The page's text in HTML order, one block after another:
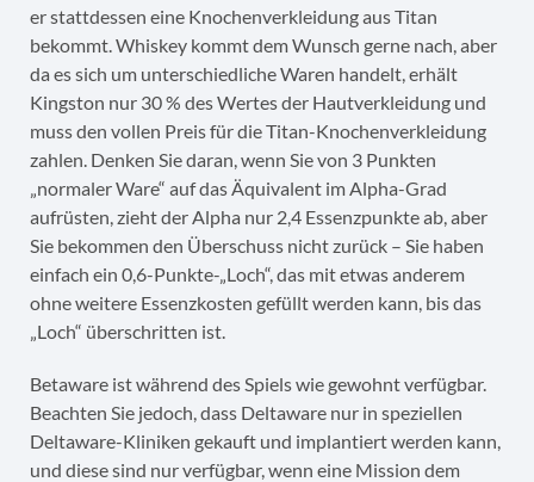
er stattdessen eine Knochenverkleidung aus Titan
bekommt. Whiskey kommt dem Wunsch gerne nach, aber
da es sich um unterschiedliche Waren handelt, erhält
Kingston nur 30 % des Wertes der Hautverkleidung und
muss den vollen Preis für die Titan-Knochenverkleidung
zahlen. Denken Sie daran, wenn Sie von 3 Punkten
„normaler Ware“ auf das Äquivalent im Alpha-Grad
aufrüsten, zieht der Alpha nur 2,4 Essenzpunkte ab, aber
Sie bekommen den Überschuss nicht zurück – Sie haben
einfach ein 0,6-Punkte-„Loch“, das mit etwas anderem
ohne weitere Essenzkosten gefüllt werden kann, bis das
„Loch“ überschritten ist.
Betaware ist während des Spiels wie gewohnt verfügbar.
Beachten Sie jedoch, dass Deltaware nur in speziellen
Deltaware-Kliniken gekauft und implantiert werden kann,
und diese sind nur verfügbar, wenn eine Mission dem